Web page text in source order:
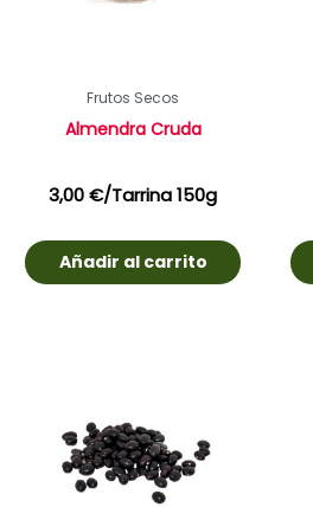
Frutos Secos
Almendra Cruda
3,00€/Tarrina 150g
Añadir al carrito